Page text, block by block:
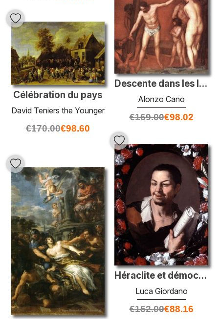
Descente dans les limbes
Alonzo Cano
€169.00€98.02
Célébration du pays
David Teniers the Younger
€170.00€98.60
Héraclite et démocrite. Panneau de droite
Luca Giordano
€152.00€88.16